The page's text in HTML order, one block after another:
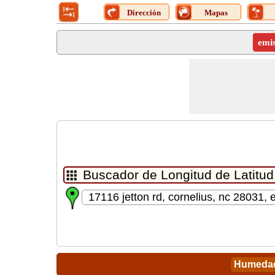
Dirección Mapas